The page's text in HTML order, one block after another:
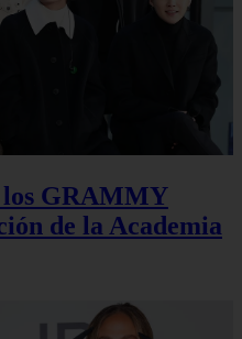
los GRAMMY
de la Academia